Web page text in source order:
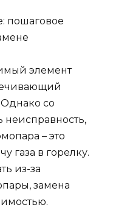
элемент
со
– это
газа в горелку.
из-за
замена